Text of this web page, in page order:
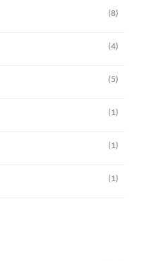
(8)
(4)
(5)
(1)
(1)
(1)